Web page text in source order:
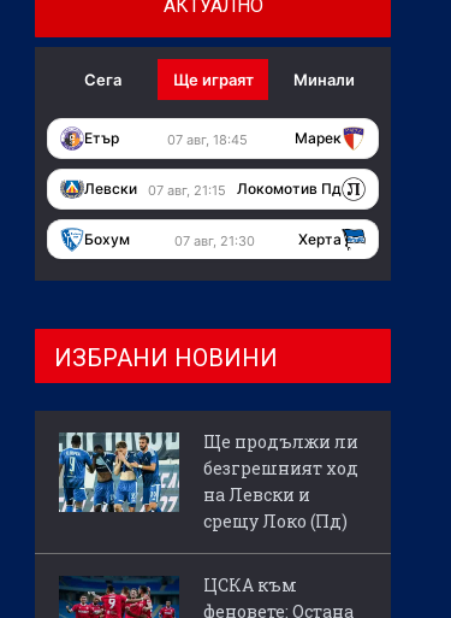
АКТУАЛНО
Сега Ще играят Минали
Етър 07 авг, 18:45 Марек
Левски 07 авг, 21:15 Локомотив Пд
Бохум 07 авг, 21:30 Херта
ИЗБРАНИ НОВИНИ
Ще продължи ли
безгрешният ход
на Левски и
срещу Локо (Пд)
ЦСКА към
феновете: Остана